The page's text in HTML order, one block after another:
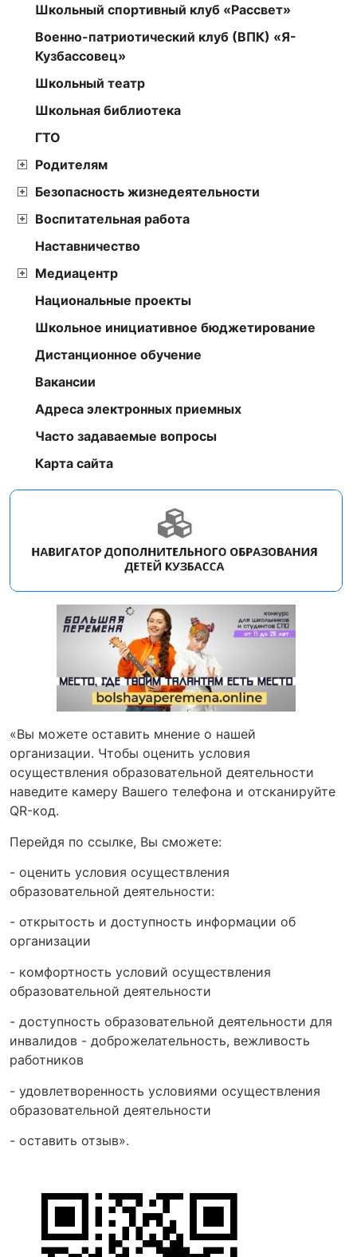
Школьный спортивный клуб «Рассвет»
Военно-патриотический клуб (ВПК) «Я-
Кузбассовец»
Школьный театр
Школьная библиотека
ГТО
Родителям
Безопасность жизнедеятельности
Воспитательная работа
Наставничество
Медиацентр
Национальные проекты
Школьное инициативное бюджетирование
Дистанционное обучение
Вакансии
Адреса электронных приемных
Часто задаваемые вопросы
Карта сайта
«Вы можете оставить мнение о нашей
организации. Чтобы оценить условия
осуществления образовательной деятельности
наведите камеру Вашего телефона и отсканируйте
QR-код.
Перейдя по ссылке, Вы сможете:
- оценить условия осуществления
образовательной деятельности:
- открытость и доступность информации об
организации
- комфортность условий осуществления
образовательной деятельности
- доступность образовательной деятельности для
инвалидов - доброжелательность, вежливость
работников
- удовлетворенность условиями осуществления
образовательной деятельности
- оставить отзыв».